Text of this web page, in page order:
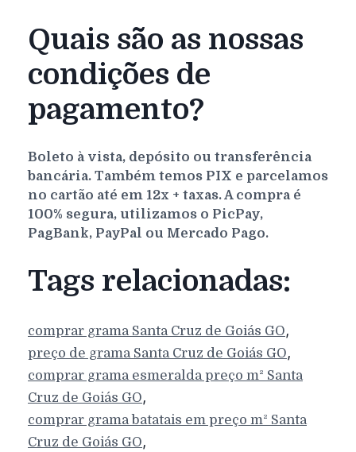
Quais são as nossas
condições de
pagamento?
Boleto à vista, depósito ou transferência
bancária. Também temos PIX e parcelamos
no cartão até em 12x + taxas. A compra é
100% segura, utilizamos o PicPay,
PagBank, PayPal ou Mercado Pago.
Tags relacionadas:
comprar grama Santa Cruz de Goiás GO,
preço de grama Santa Cruz de Goiás GO,
comprar grama esmeralda preço m² Santa
Cruz de Goiás GO,
comprar grama batatais em preço m² Santa
Cruz de Goiás GO,